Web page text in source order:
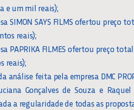
e um mil reais);
SIMON SAYS FILMS ofertou preço
reais);
PAPRIKA FILMES ofertou preço
reais);
análise feita pela empresa DMC
Gonçalves de Souza e
a regularidade de todas as